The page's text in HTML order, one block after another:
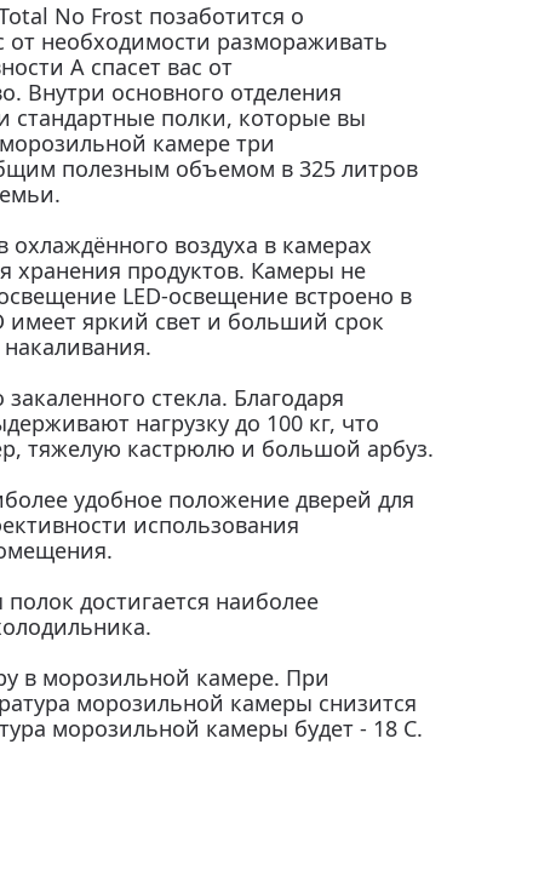
No Frost позаботится о
от необходимости размораживать
А спасет вас от
Внутри основного отделения
стандартные полки, которые вы
камере три
полезным объемом в 325 литров
охлаждённого воздуха в камерах
хранения продуктов. Камеры не
LED-освещение встроено в
имеет яркий свет и больший срок
стекла. Благодаря
нагрузку до 100 кг, что
тяжелую кастрюлю и большой арбуз.
удобное положение дверей для
использования
достигается наиболее
в морозильной камере. При
морозильной камеры снизится
морозильной камеры будет - 18 С.